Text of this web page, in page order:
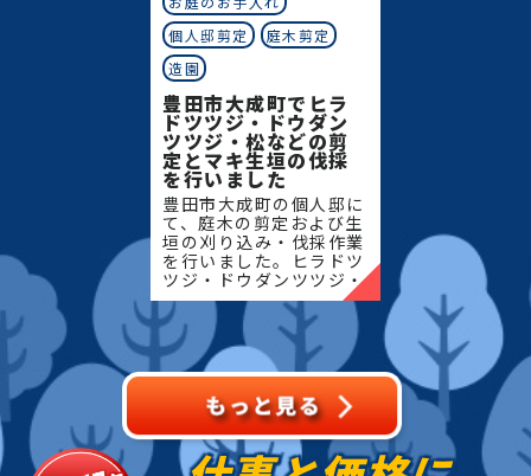
個人邸剪定
庭木剪定
造園
豊田市大成町でヒラ
ドツツジ・ドウダン
ツツジ・松などの剪
定とマキ生垣の伐採
を行いました
豊田市大成町の個人邸に
て、庭木の剪定および生
垣の刈り込み・伐採作業
を行いました。ヒラドツ
ツジ・ドウダンツツジ・
マキの生垣、松、キンモ
クセイなど、地域の住宅
でよく植栽される樹種を
中心に、樹形を整えなが
ら